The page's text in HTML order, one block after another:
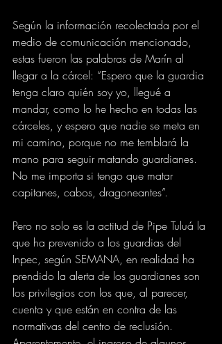
Según la información recolectada por el
medio de comunicación mencionado,
estas fueron las palabras de Marín al
llegar a la cárcel: “Espero que la guardia
tenga claro quién soy yo, llegué a
mandar, como lo he hecho en todas las
cárceles, y espero que nadie se meta en
mi camino, porque no me temblará la
mano para seguir matando guardianes.
No me importa si tengo que matar
capitanes, cabos, dragoneantes”.
Pero no solo es la actitud de Pipe Tuluá la
que ha prevenido a los guardias del
Inpec, según SEMANA, en realidad ha
prendido la alerta de los guardianes son
los privilegios con los que, al parecer,
cuenta y que están en contra de las
normativas del centro de reclusión.